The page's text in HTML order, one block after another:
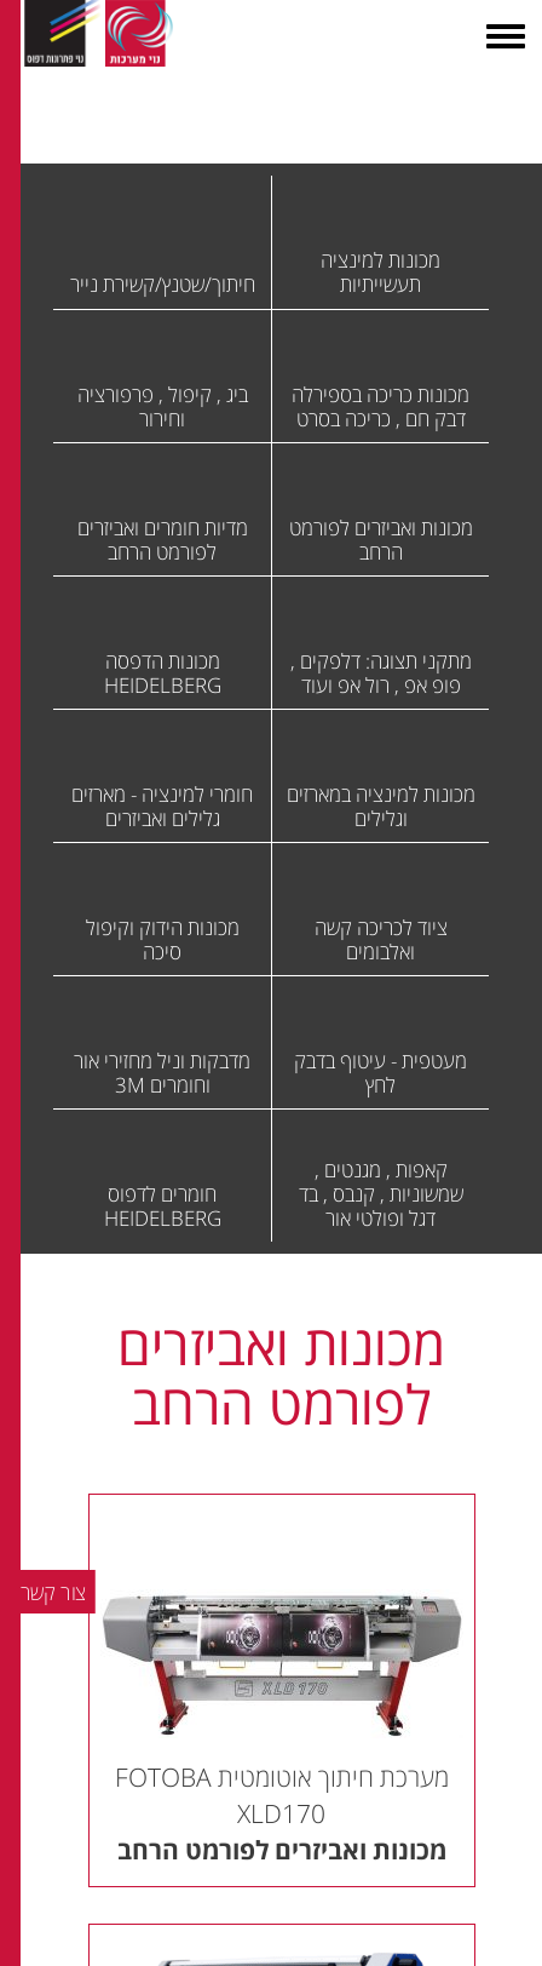
מכונות למינציה
תעשייתיות
חיתוך/שטנץ/קשירת נייר
מכונות כריכה בספירלה
דבק חם , כריכה בסרט
ביג , קיפול , פרפורציה
וחירור
מכונות ואביזרים לפורמט
הרחב
מדיות חומרים ואביזרים
לפורמט הרחב
מתקני תצוגה: דלפקים ,
פופ אפ , רול אפ ועוד
מכונות הדפסה
HEIDELBERG
מכונות למינציה במארזים
וגלילים
חומרי למינציה - מארזים
גלילים ואביזרים
ציוד לכריכה קשה
ואלבומים
מכונות הידוק וקיפול
סיכה
מעטפית - עיטוף בדבק
לחץ
מדבקות וניל מחזירי אור
וחומרים 3M
קאפות , מגנטים ,
שמשוניות , קנבס , בד
דגל ופולטי אור
חומרים לדפוס
HEIDELBERG
מכונות ואביזרים
לפורמט הרחב
מערכת חיתוך אוטומטית FOTOBA
XLD170
מכונות ואביזרים לפורמט הרחב
צור קשר